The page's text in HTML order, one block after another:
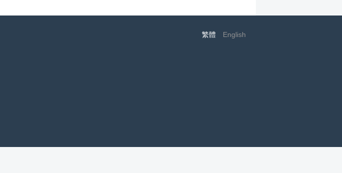
繁體
English